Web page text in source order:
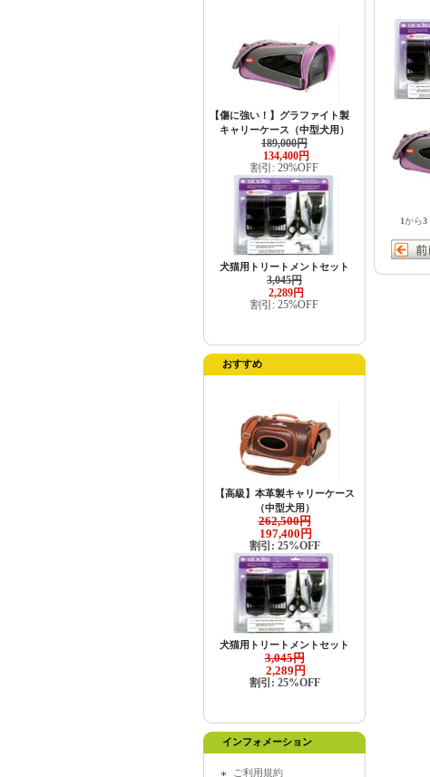
【傷に強い！】グラファイト製
キャリーケース（中型犬用）
189,000円
134,400円
割引: 29%OFF
犬猫用トリートメントセット
3,045円
2,289円
割引: 25%OFF
おすすめ
【高級】本革製キャリーケース
（中型犬用）
262,500円
197,400円
割引: 25%OFF
犬猫用トリートメントセット
3,045円
2,289円
割引: 25%OFF
インフォメーション
ご利用規約
1から3